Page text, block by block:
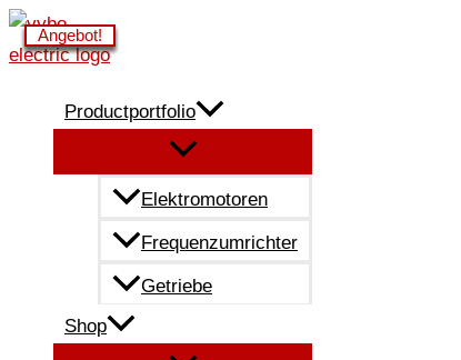
Zum
Inhalt
Productportfolio
Elektromotoren
Frequenzumrichter
Getriebe
Shop
Angebot!
Angebot!
Angebot!
Angebot!
Angebot!
Angebot!